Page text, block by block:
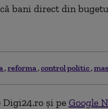
bani direct din
reforma control politic
și pe Google